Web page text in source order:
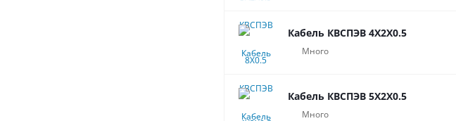
Кабель КВСПЭВ 4Х2Х0.5
Много
Кабель КВСПЭВ 5Х2Х0.5
Много